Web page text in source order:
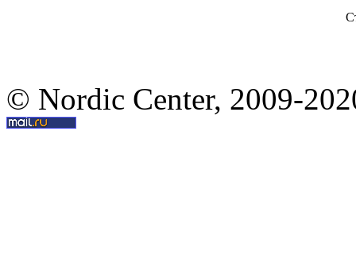
© Nordic Center, 2009-